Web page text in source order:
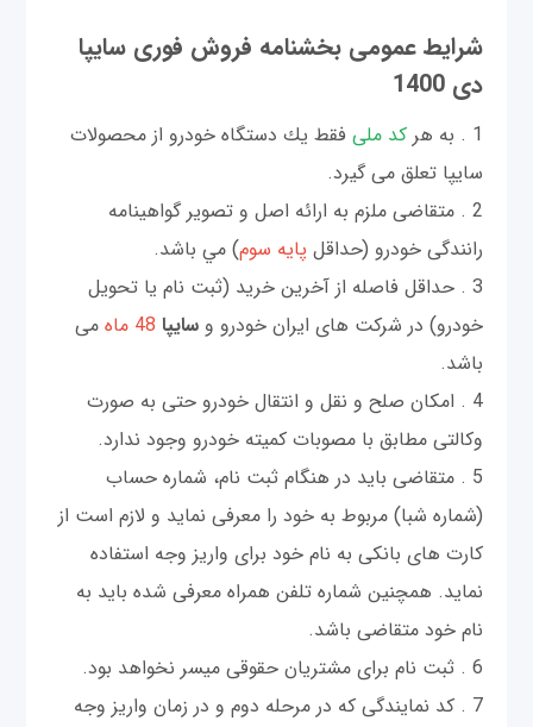
شرايط عمومی بخشنامه فروش فوری سایپا
دی 1400
1 . به هر كد ملی فقط يك دستگاه خودرو از محصولات
سایپا تعلق می گيرد.
2 . متقاضی ملزم به ارائه اصل و تصوير گواهينامه
رانندگی خودرو (حداقل پايه سوم) مي باشد.
3 . حداقل فاصله از آخرين خريد (ثبت نام يا تحويل
خودرو) در شركت های ايران خودرو وسايپا 48 ماه
می
باشد.
4 . امكان صلح و نقل و انتقال خودرو حتی به صورت
وكالتی مطابق با مصوبات كميته خودرو وجود ندارد.
5 . متقاضی بايد در هنگام ثبت نام، شماره حساب
(شماره شبا) مربوط به خود را معرفی نمايد و لازم است از
كارت های بانكی به نام خود برای واريز وجه استفاده
نمايد. همچنين شماره تلفن همراه معرفی شده بايد به
نام خود متقاضی باشد.
6 . ثبت نام برای مشتريان حقوقی ميسر نخواهد بود.
7 . كد نمايندگی كه در مرحله دوم و در زمان واريز وجه